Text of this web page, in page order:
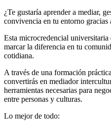
¿Te gustaría aprender a mediar,
convivencia en tu entorno
Esta microcredencial universitaria
marcar la diferencia en tu
cotidiana.
A través de una formación
convertirás en mediador
herramientas necesarias para
entre personas y culturas.
Lo mejor de todo: